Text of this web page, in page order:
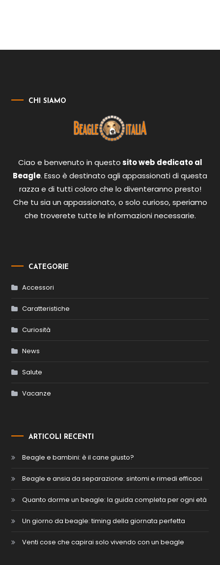
CHI SIAMO
Ciao e benvenuto in questosito web dedicato al
Beagle. Esso è destinato agli appassionati di questa
razza e di tutti coloro che lo diventeranno presto!
Che tu sia un appassionato, o solo curioso, speriamo
che troverete tutte le informazioni necessarie.
CATEGORIE
Accessori
Caratteristiche
Curiosità
News
Salute
Vacanze
ARTICOLI RECENTI
Beagle e bambini: è il cane giusto?
Beagle e ansia da separazione: sintomi e rimedi efficaci
Quanto dorme un beagle: la guida completa per ogni età
Un giorno da beagle: timing della giornata perfetta
Venti cose che capirai solo vivendo con un beagle